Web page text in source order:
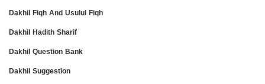
Dakhil Fiqh And Usulul Fiqh
Dakhil Hadith Sharif
Dakhil Question Bank
Dakhil Suggestion